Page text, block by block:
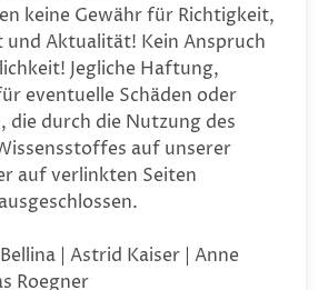
keine Gewähr für Richtigkeit,
Aktualität! Kein Anspruch
Jegliche Haftung,
eventuelle Schäden oder
die durch die Nutzung des
auf unserer
auf verlinkten Seiten
| Astrid Kaiser | Anne
Roegner